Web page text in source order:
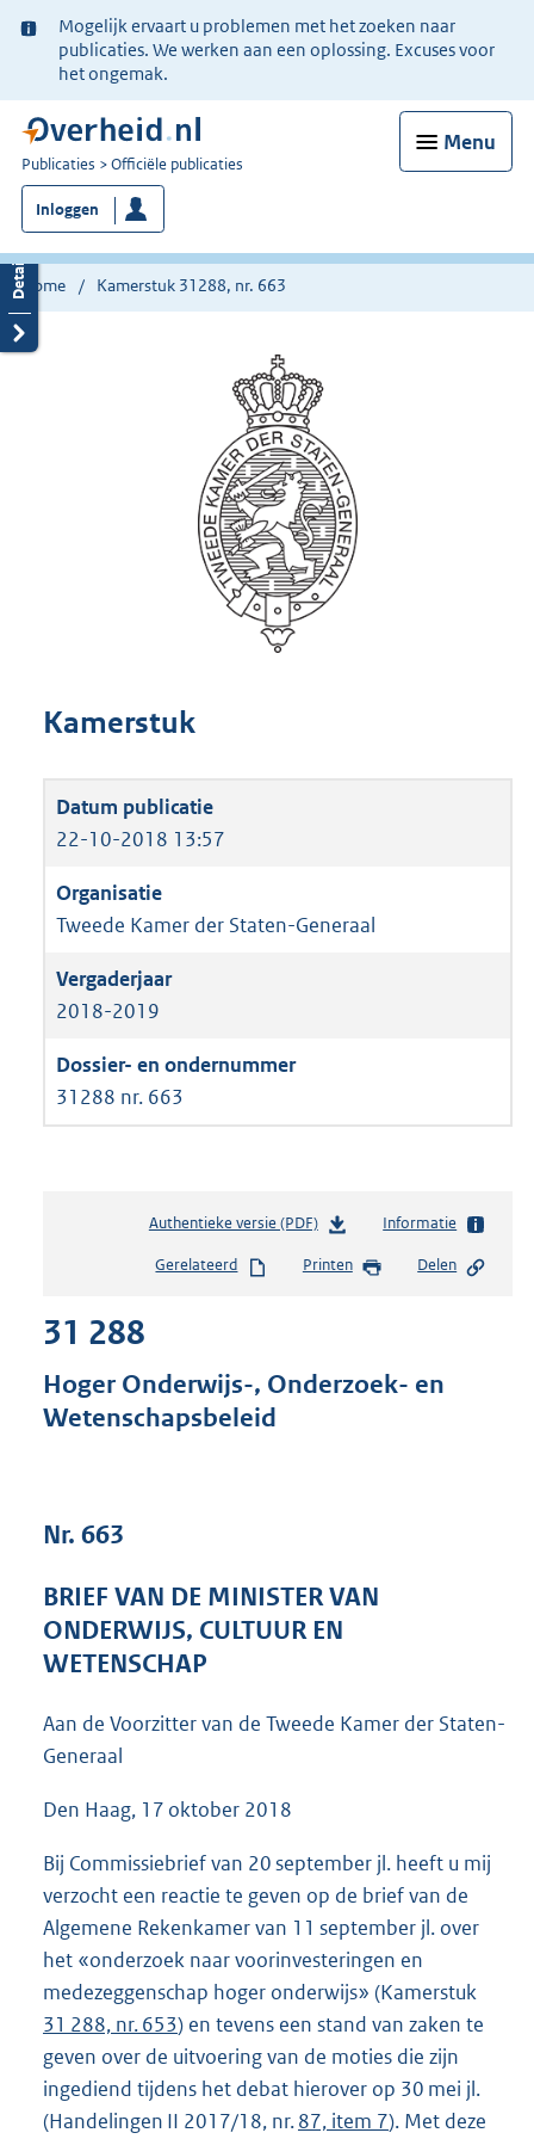
Ter
informatie:
Mogelijk ervaart u problemen met het zoeken naar
publicaties. We werken aan een oplossing. Excuses voor
het ongemak.
Menu
U
bent
nu
hier:
Publicaties Officiële publicaties
Inloggen
Home Kamerstuk 31288, nr. 663
Kamerstuk
22-10-2018 13:57
Tweede Kamer der Staten-Generaal
2018-2019
31288 nr. 663
Authentieke versie (PDF)b
s
s
:
5
Informatie
Gerelateerd Printen Delen
31 288
Hoger Onderwijs-, Onderzoek- en
Wetenschapsbeleid
Nr. 663
BRIEF VAN DE MINISTER VAN
ONDERWIJS, CULTUUR EN
WETENSCHAP
Aan de Voorzitter van de Tweede Kamer der Staten-
Generaal
Den Haag, 17 oktober 2018
Bij Commissiebrief van 20 september jl. heeft u mij
verzocht een reactie te geven op de brief van de
Algemene Rekenkamer van 11 september jl. over
het «onderzoek naar voorinvesteringen en
medezeggenschap hoger onderwijs» (Kamerstuk
31 288, nr. 653) en tevens een stand van zaken te
geven over de uitvoering van de moties die zijn
ingediend tijdens het debat hierover op 30 mei jl.
(Handelingen II 2017/18, nr.87, item 7). Met deze